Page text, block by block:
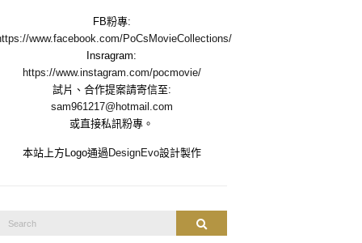
FB粉專:
www.facebook.com/PoCsMovieCollections/
Insragram:
https://www.instagram.com/pocmovie/
試片、合作提案請寄信至:
sam961217@hotmail.com
或直接私訊粉專。
本站上方Logo通過 DesignEvo設計製作
Search